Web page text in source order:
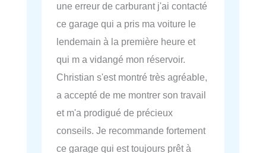
une erreur de carburant j'ai contacté
ce garage qui a pris ma voiture le
lendemain à la première heure et
qui m a vidangé mon réservoir.
Christian s'est montré très agréable,
a accepté de me montrer son travail
et m'a prodigué de précieux
conseils. Je recommande fortement
ce garage qui est toujours prêt à